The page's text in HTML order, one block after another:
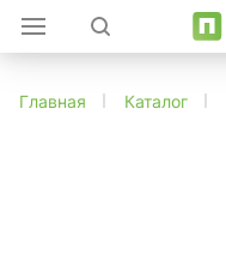
Главная Каталог